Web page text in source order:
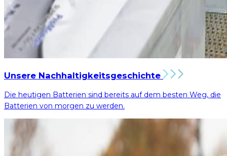
Unsere Nachhaltigkeitsgeschichte
Die heutigen Batterien sind bereits auf dem besten Weg, die
Batterien von morgen zu werden.